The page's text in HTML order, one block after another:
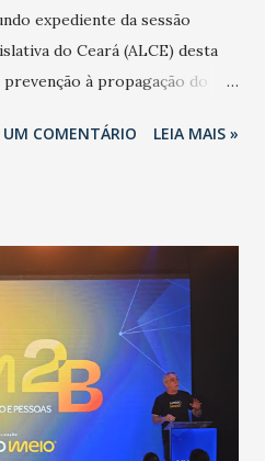
expediente da sessão
do Ceará (ALCE) desta
à propagação do
na contenção da
com os ambientes
não estamos vivendo uma
em todos os anos, com
influenza ou H1N1. Trata-se
diferente, com um poder de
coronavírus”, apontou o
epidemia com chance de
UM COMENTÁRIO LEIA MAIS »